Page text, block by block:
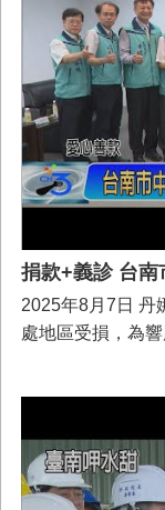
衣物 🚛 災後石
存 2️⃣ 將石綿破
理 3️⃣ 廢石綿需
袋、雙層塑膠袋
自家場所或載運
或區公所登記申
切結書 📢 石綿不
護家人健康，相
捐款+義診 台南
2025年8月7日 丹
處地區受損，為
示，台南市面臨
造成民眾嚴重的
的社會，不僅有